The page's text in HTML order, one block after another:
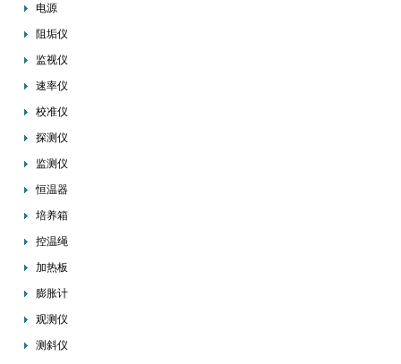
电源
阻垢仪
监视仪
速率仪
校准仪
探测仪
监测仪
恒温器
培养箱
控温绳
加热板
膨胀计
观测仪
测斜仪